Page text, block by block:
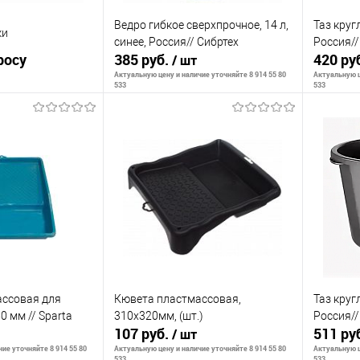
Недоступно
Ведро гибкое сверхпрочное, 14 л,
синее, Россия// Сибртех
385 руб. / шт
Актуальную цену и наличие уточняйте 8 914 55 80
533
Сообщить о наличии
К сравнению
В избранное
Недоступно
Таз
420
Актуальную
533
К
В
для
мм // Sparta
уточняйте 8 914 55 80
Кювета пластмассовая,
310х320мм, (шт.)
107 руб. / шт
Актуальную цену и наличие уточняйте 8 914 55 80
Таз
511
Актуальную